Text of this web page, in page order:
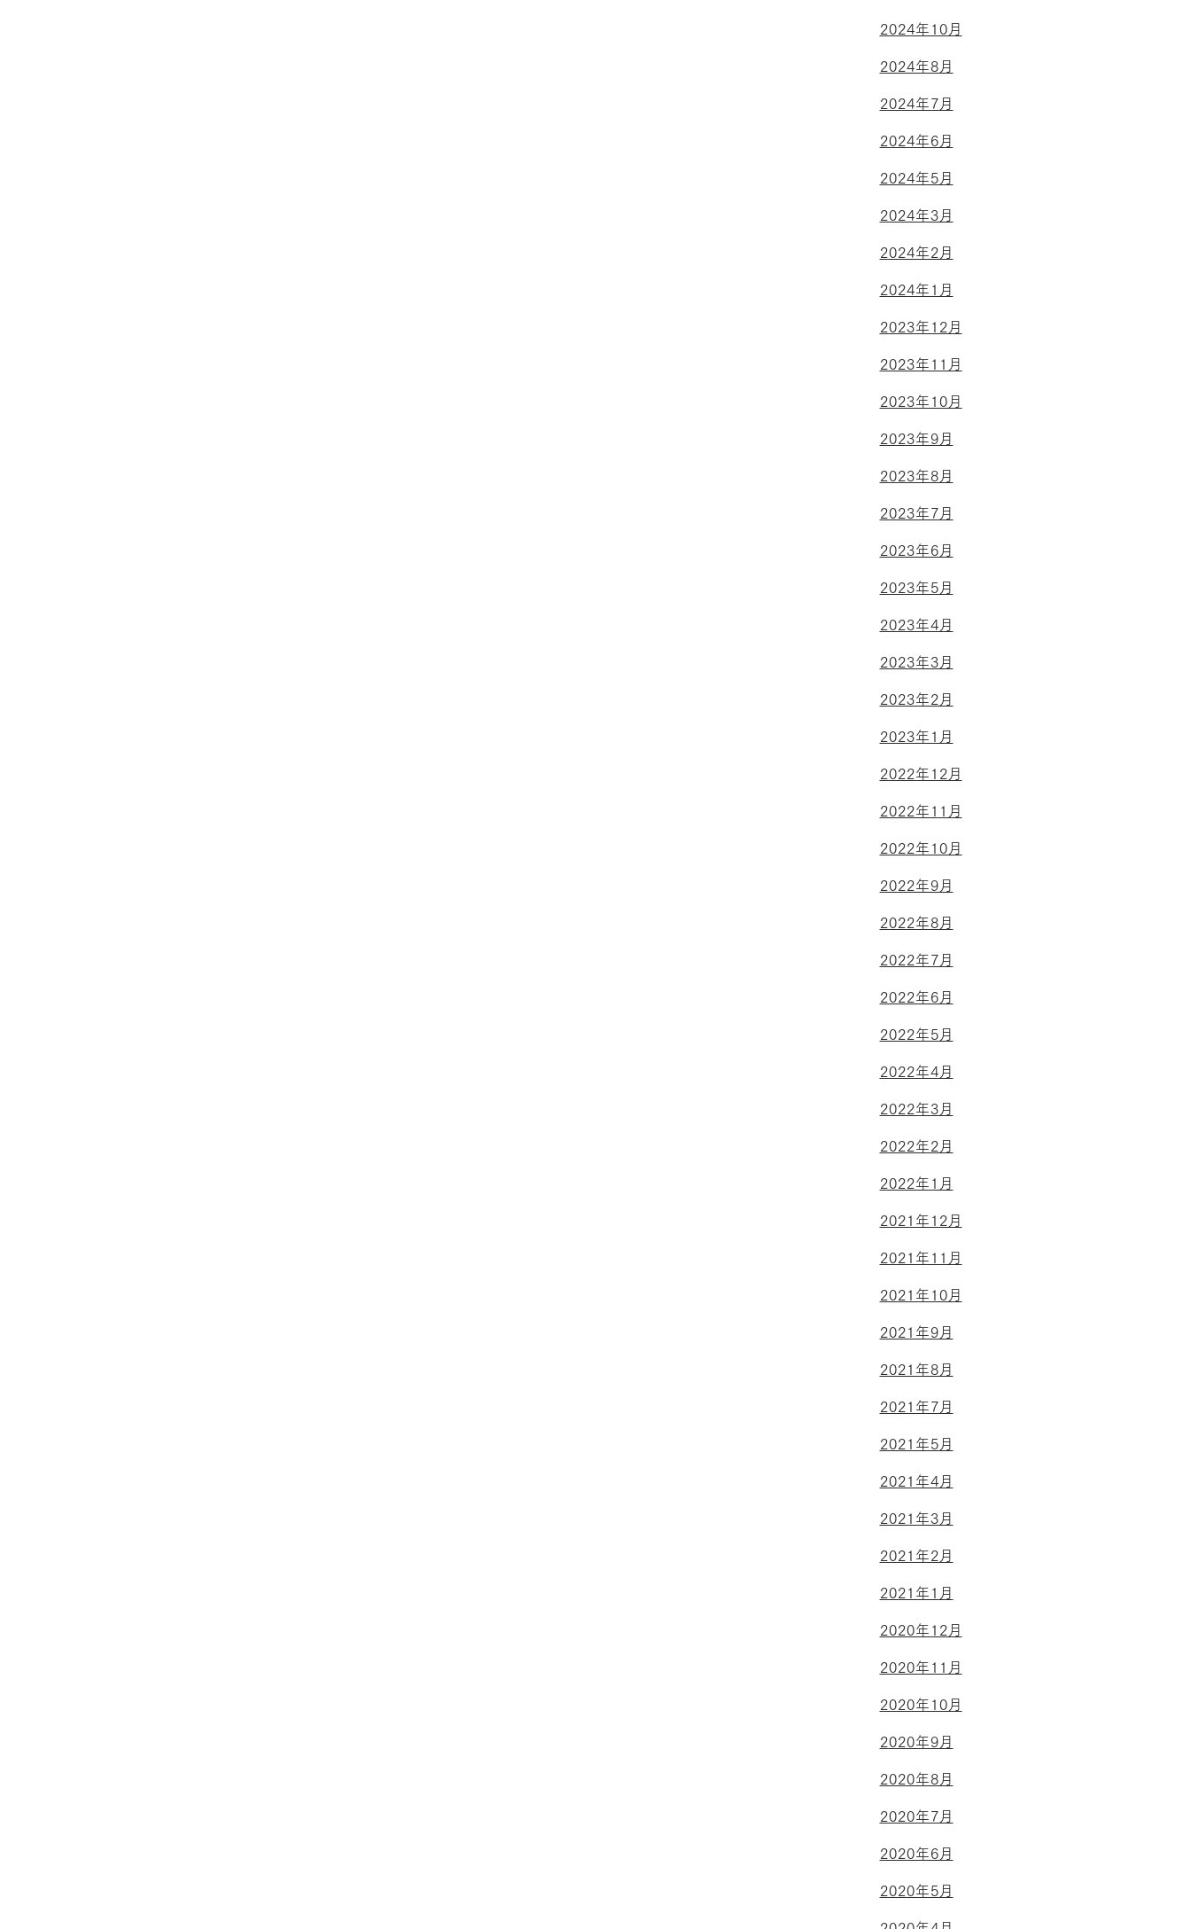
2024年10月
2024年8月
2024年7月
2024年6月
2024年5月
2024年3月
2024年2月
2024年1月
2023年12月
2023年11月
2023年10月
2023年9月
2023年8月
2023年7月
2023年6月
2023年5月
2023年4月
2023年3月
2023年2月
2023年1月
2022年12月
2022年11月
2022年10月
2022年9月
2022年8月
2022年7月
2022年6月
2022年5月
2022年4月
2022年3月
2022年2月
2022年1月
2021年12月
2021年11月
2021年10月
2021年9月
2021年8月
2021年7月
2021年5月
2021年4月
2021年3月
2021年2月
2021年1月
2020年12月
2020年11月
2020年10月
2020年9月
2020年8月
2020年7月
2020年6月
2020年5月